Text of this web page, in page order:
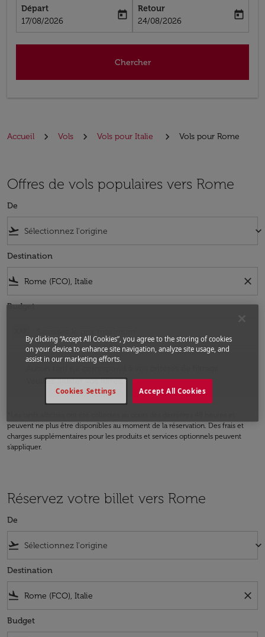
Départ
fc-booking-departure-date-aria-label
17/08/2026
today
Retour
fc-booking-return-date-aria-label
24/08/2026
today
Chercher
Accueil Vols Vols pour Italie Vols pour Rome
Offres de vols populaires vers Rome
De
flight_takeoff keyboard_arrow_down
Destination
flight_land close
Budget
Veuillez ajuster vos filtres.
Aucun tarif ne correspond à vos critères de filtrage. Veuillez ajuster
peuvent ne plus être disponibles au moment de la réservation. Des frais et
charges supplémentaires pour les produits et services optionnels peuvent
s'appliquer.
Réservez votre billet vers Rome
De
flight_takeoff keyboard_arrow_down
Destination
flight_land close
Budget
By clicking “Accept All Cookies”, you agree to the storing of cookies
on your device to enhance site navigation, analyze site usage, and
assist in our marketing efforts.
Accept All Cookies
Cookies Settings